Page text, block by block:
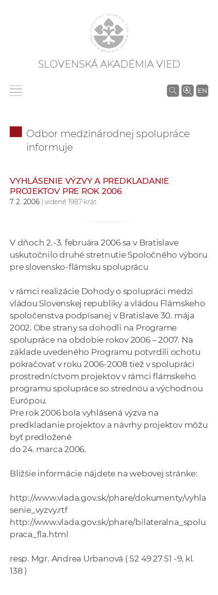
SLOVENSKÁ AKADÉMIA VIED
EN
V
a
r
o
v
n
č
k
a
c
h
v
í
o
S
Odbor medzinárodnej spolupráce
informuje
VYHLÁSENIE VÝZVY A PREDKLADANIE
PROJEKTOV PRE ROK 2006
7. 2. 2006| videné 1987-krát
V dňoch 2.-3. februára 2006 sa v Bratislave
uskutočnilo druhé stretnutie Spoločného výboru
pre slovensko-flámsku spoluprácu
v rámci realizácie Dohody o spolupráci medzi
vládou Slovenskej republiky a vládou Flámskeho
spoločenstva podpísanej v Bratislave 30. mája
2002. Obe strany sa dohodli na Programe
spolupráce na obdobie rokov 2006 – 2007. Na
základe uvedeného Programu potvrdili ochotu
pokračovať v roku 2006-2008 tiež v spolupráci
prostredníctvom projektov v rámci flámskeho
programu spolupráce so strednou a východnou
Európou.
Pre rok 2006 bola vyhlásená výzva na
predkladanie projektov a návrhy projektov môžu
byť predložené
do 24. marca 2006.
Bližšie informácie nájdete na webovej stránke:
http://www.vlada.gov.sk/phare/dokumenty/vyhla
senie_vyzvy.rtf
http://www.vlada.gov.sk/phare/bilateralna_spolu
praca_fla.html
resp. Mgr. Andrea Urbanová ( 52 49 27 51 -9, kl.
138 )